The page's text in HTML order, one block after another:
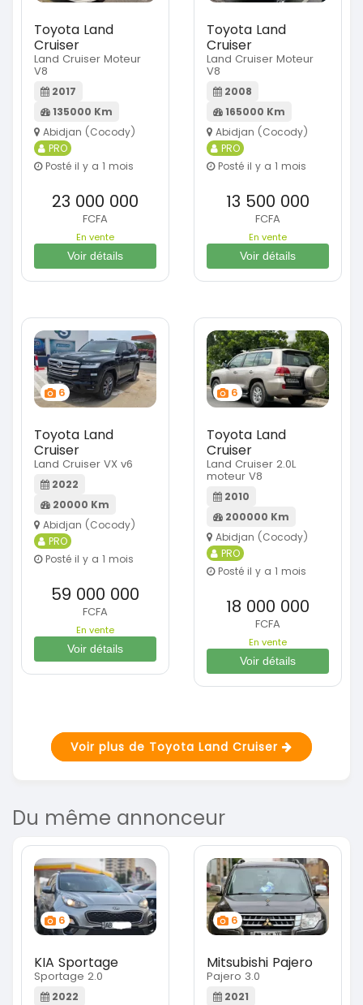
Toyota Land
Cruiser
Land Cruiser Moteur
V8
2017
135000 Km
Abidjan (Cocody)
PRO
Posté il y a 1 mois
23 000 000
FCFA
En vente
Voir détails
Toyota Land
Cruiser
Land Cruiser Moteur
V8
2008
165000 Km
Abidjan (Cocody)
PRO
Posté il y a 1 mois
13 500 000
FCFA
En vente
Voir détails
6
Toyota Land
Cruiser
Land Cruiser VX v6
2022
20000 Km
Abidjan (Cocody)
PRO
Posté il y a 1 mois
59 000 000
FCFA
En vente
Voir détails
6
Toyota Land
Cruiser
Land Cruiser 2.0L
moteur V8
2010
200000 Km
Abidjan (Cocody)
PRO
Posté il y a 1 mois
18 000 000
FCFA
En vente
Voir détails
Voir plus de Toyota Land Cruiser
Du même annonceur
6
KIA Sportage
Sportage 2.0
2022
6
Mitsubishi Pajero
Pajero 3.0
2021